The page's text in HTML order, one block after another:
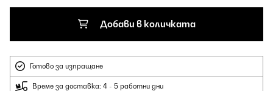
Добави в количката
Готово за изпращане
Време за доставка: 4 - 5 работни дни